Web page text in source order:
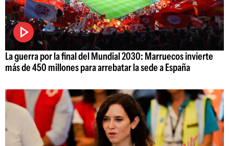
La guerra por la final del Mundial 2030: Marruecos invierte
más de 450 millones para arrebatar la sede a España